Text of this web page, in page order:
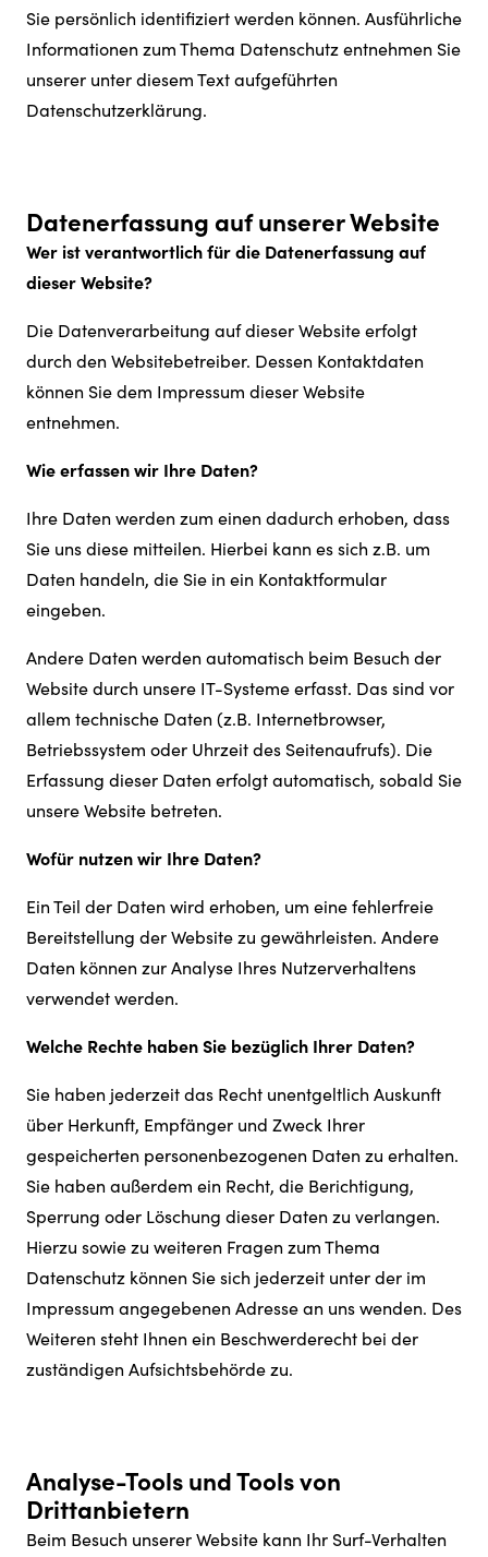
Sie persönlich identifiziert werden können. Ausführliche
Informationen zum Thema Datenschutz entnehmen Sie
unserer unter diesem Text aufgeführten
Datenschutzerklärung.
Datenerfassung auf unserer Website
Wer ist verantwortlich für die Datenerfassung auf
dieser Website?
Die Datenverarbeitung auf dieser Website erfolgt
durch den Websitebetreiber. Dessen Kontaktdaten
können Sie dem Impressum dieser Website
entnehmen.
Wie erfassen wir Ihre Daten?
Ihre Daten werden zum einen dadurch erhoben, dass
Sie uns diese mitteilen. Hierbei kann es sich z.B. um
Daten handeln, die Sie in ein Kontaktformular
eingeben.
Andere Daten werden automatisch beim Besuch der
Website durch unsere IT-Systeme erfasst. Das sind vor
allem technische Daten (z.B. Internetbrowser,
Betriebssystem oder Uhrzeit des Seitenaufrufs). Die
Erfassung dieser Daten erfolgt automatisch, sobald Sie
unsere Website betreten.
Wofür nutzen wir Ihre Daten?
Ein Teil der Daten wird erhoben, um eine fehlerfreie
Bereitstellung der Website zu gewährleisten. Andere
Daten können zur Analyse Ihres Nutzerverhaltens
verwendet werden.
Welche Rechte haben Sie bezüglich Ihrer Daten?
Sie haben jederzeit das Recht unentgeltlich Auskunft
über Herkunft, Empfänger und Zweck Ihrer
gespeicherten personenbezogenen Daten zu erhalten.
Sie haben außerdem ein Recht, die Berichtigung,
Sperrung oder Löschung dieser Daten zu verlangen.
Hierzu sowie zu weiteren Fragen zum Thema
Datenschutz können Sie sich jederzeit unter der im
Impressum angegebenen Adresse an uns wenden. Des
Weiteren steht Ihnen ein Beschwerderecht bei der
zuständigen Aufsichtsbehörde zu.
Analyse-Tools und Tools von
Drittanbietern
Beim Besuch unserer Website kann Ihr Surf-Verhalten